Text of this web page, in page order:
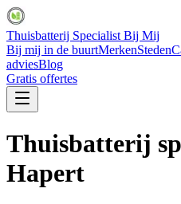
Thuisbatterij Specialist Bij Mij
Bij mij in de buurtMerkenSteden
adviesBlog
Gratis offertes
Thuisbatterij
Hapert